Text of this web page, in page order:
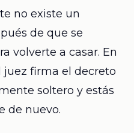
no existe un
de que se
volverte a casar. En
firma el decreto
soltero y estás
de nuevo.